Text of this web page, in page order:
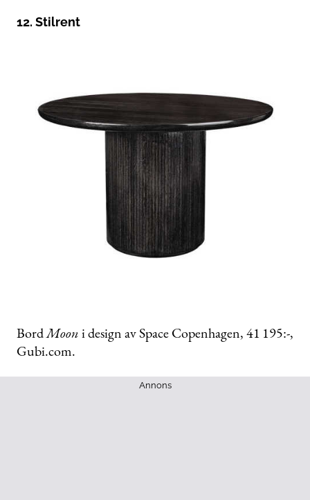
12. Stilrent
BordMooni design av Space Copenhagen,41 195:-,
Gubi.com.
Annons